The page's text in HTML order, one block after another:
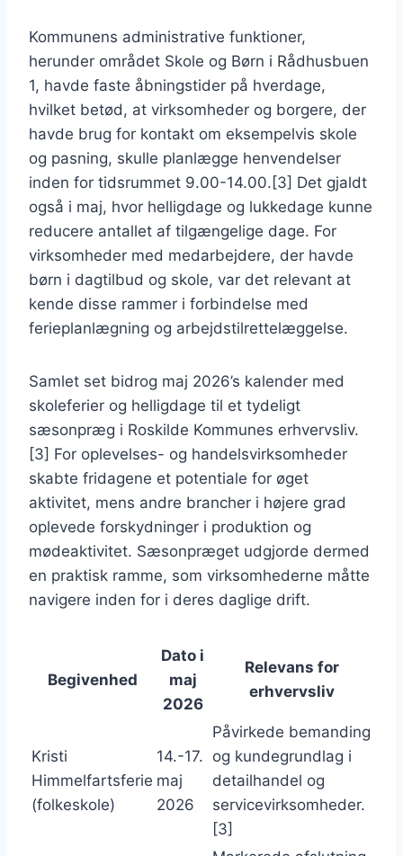
Kommunens administrative funktioner,
herunder området Skole og Børn i Rådhusbuen
1, havde faste åbningstider på hverdage,
hvilket betød, at virksomheder og borgere, der
havde brug for kontakt om eksempelvis skole
og pasning, skulle planlægge henvendelser
inden for tidsrummet 9.00-14.00.[3] Det gjaldt
også i maj, hvor helligdage og lukkedage kunne
reducere antallet af tilgængelige dage. For
virksomheder med medarbejdere, der havde
børn i dagtilbud og skole, var det relevant at
kende disse rammer i forbindelse med
ferieplanlægning og arbejdstilrettelæggelse.
Samlet set bidrog maj 2026’s kalender med
skoleferier og helligdage til et tydeligt
sæsonpræg i Roskilde Kommunes erhvervsliv.
[3] For oplevelses- og handelsvirksomheder
skabte fridagene et potentiale for øget
aktivitet, mens andre brancher i højere grad
oplevede forskydninger i produktion og
mødeaktivitet. Sæsonpræget udgjorde dermed
en praktisk ramme, som virksomhederne måtte
navigere inden for i deres daglige drift.
Begivenhed
Dato i
maj
2026
Relevans for
erhvervsliv
Kristi
Himmelfartsferie
(folkeskole)
14.-17.
maj
2026
Påvirkede bemanding
og kundegrundlag i
detailhandel og
servicevirksomheder.
[3]